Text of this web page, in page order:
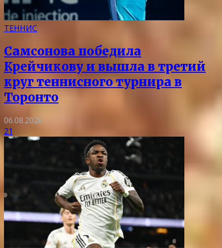
ТЕННИС
Самсонова победила
Крейчикову и вышла в третий
круг теннисного турнира в
Торонто
06.08.2026
21